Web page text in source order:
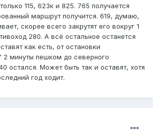
115, 623к и 825. 765 получается
маршрут получится. 619, думаю,
скорее всего закрутят его вокруг 1
280. А всё остальное останется
как есть, от остановки
2 минуты пешком до северного
остался. Может быть так и оставят, хотя
год ходит.